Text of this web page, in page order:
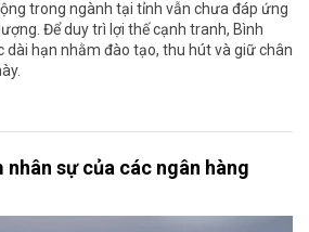
trong ngành tại tỉnh vẫn chưa đáp ứng
Để duy trì lợi thế cạnh tranh, Bình
dài hạn nhằm đào tạo, thu hút và giữ chân
sự của các ngân hàng